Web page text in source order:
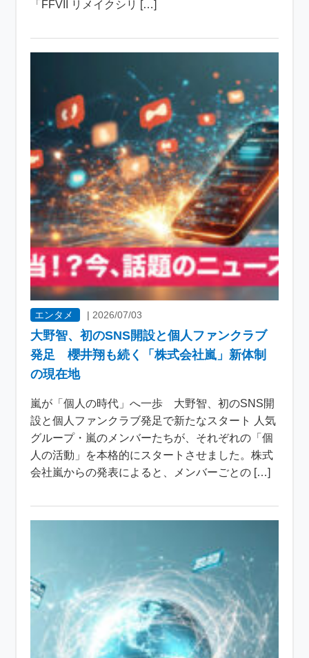
「FFVII リメイクシリ […]
エンタメ | 2026/07/03
大野智、初のSNS開設と個人ファンクラブ
発足 櫻井翔も続く「株式会社嵐」新体制
の現在地
嵐が「個人の時代」へ一歩 大野智、初のSNS開
設と個人ファンクラブ発足で新たなスタート 人気
グループ・嵐のメンバーたちが、それぞれの「個
人の活動」を本格的にスタートさせました。株式
会社嵐からの発表によると、メンバーごとの […]